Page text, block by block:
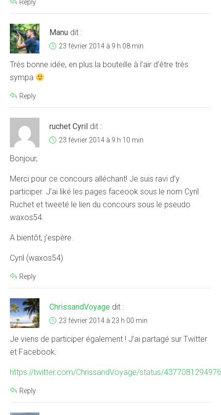
Reply
Manu dit :
23 février 2014 à 9 h 08 min
Très bonne idée, en plus la bouteille à l’air d’être très
sympa
Reply
ruchet Cyril dit :
23 février 2014 à 9 h 10 min
Bonjour,
Merci pour ce concours alléchant! Je suis ravi d’y
participer. J’ai liké les pages faceook sous le nom Cyril
Ruchet et tweeté le lien du concours sous le pseudo
waxos54.
A bientôt, j’espère.
Cyril (waxos54)
Reply
ChrissandVoyage dit :
23 février 2014 à 23 h 00 min
Je viens de participer également ! J’ai partagé sur Twitter
et Facebook:
https://twitter.com/ChrissandVoyage/status/
Reply